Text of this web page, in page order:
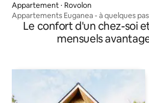
Appartement ⋅ Rovolon
Appartements Euganea - à quelques
Le confort d'un chez-soi
mensuels